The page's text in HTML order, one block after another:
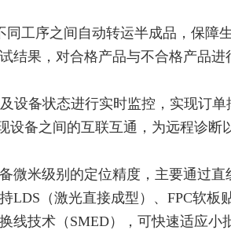
工序之间自动转运半成品，保障
结果，对合格产品与不合格产品进
设备状态进行实时监控，实现订单
设备之间的互联互通，为远程诊断
微米级别的定位精度，主要通过直
LDS（激光直接成型）、FPC软板
线技术（SMED），可快速适应小